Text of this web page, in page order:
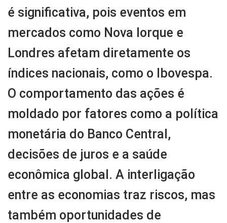
é significativa, pois eventos em
mercados como Nova Iorque e
Londres afetam diretamente os
índices nacionais, como o Ibovespa.
O comportamento das ações é
moldado por fatores como a política
monetária do Banco Central,
decisões de juros e a saúde
econômica global. A interligação
entre as economias traz riscos, mas
também oportunidades de